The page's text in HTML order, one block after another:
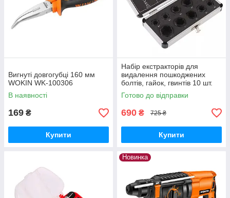
Вигнуті довгогубці 160 мм
WOKIN WK-100306
В наявності
169 ₴
Купити
Набір екстракторів для
видалення пошкоджених
болтів, гайок, гвинтів 10 шт.
Готово до відправки
690 ₴ 725 ₴
Купити
Новинка